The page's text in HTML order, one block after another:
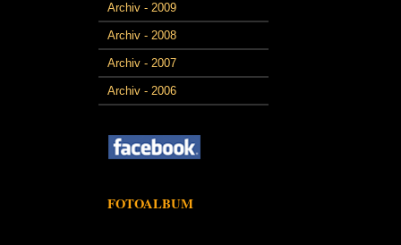
Archiv - 2009
Archiv - 2008
Archiv - 2007
Archiv - 2006
FOTOALBUM